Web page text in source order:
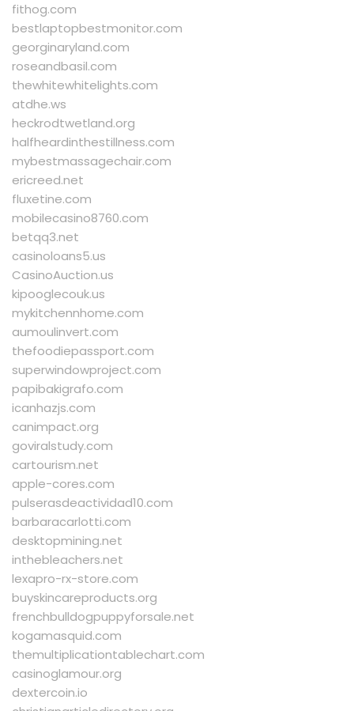
fithog.com
bestlaptopbestmonitor.com
georginaryland.com
roseandbasil.com
thewhitewhitelights.com
atdhe.ws
heckrodtwetland.org
halfheardinthestillness.com
mybestmassagechair.com
ericreed.net
fluxetine.com
mobilecasino8760.com
betqq3.net
casinoloans5.us
CasinoAuction.us
kipooglecouk.us
mykitchennhome.com
aumoulinvert.com
thefoodiepassport.com
superwindowproject.com
papibakigrafo.com
icanhazjs.com
canimpact.org
goviralstudy.com
cartourism.net
apple-cores.com
pulserasdeactividad10.com
barbaracarlotti.com
desktopmining.net
inthebleachers.net
lexapro-rx-store.com
buyskincareproducts.org
frenchbulldogpuppyforsale.net
kogamasquid.com
themultiplicationtablechart.com
casinoglamour.org
dextercoin.io